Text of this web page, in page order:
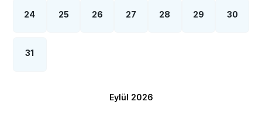
24 25 26 27 28 29 30
31
Eylül 2026